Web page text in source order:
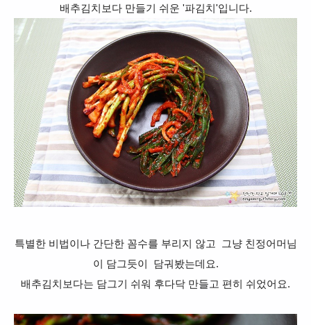
배추김치보다 만들기 쉬운 '파김치'입니다.
특별한 비법이나 간단한 꼼수를 부리지 않고 그냥 친정어머님
이 담그듯이 담궈봤는데요.
배추김치보다는 담그기 쉬워 후다닥 만들고 편히 쉬었어요.